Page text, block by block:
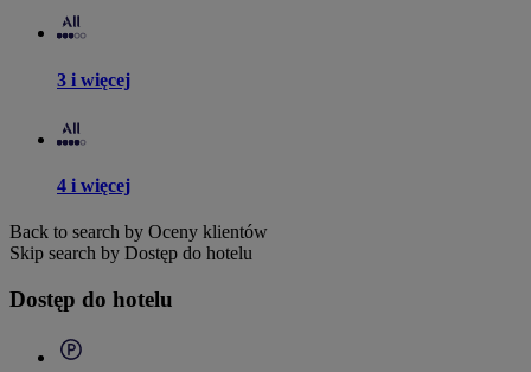
3 i więcej
4 i więcej
Back to search by Oceny klientów
Skip search by Dostęp do hotelu
Dostęp do hotelu